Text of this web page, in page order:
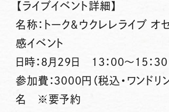
【ライブイベント詳細】
名称：トーク＆ウクレレライブ オ
感イベント
日時：8月29日 13：00～15：
参加費：3000円（税込・ワンドリ
名 ※要予約